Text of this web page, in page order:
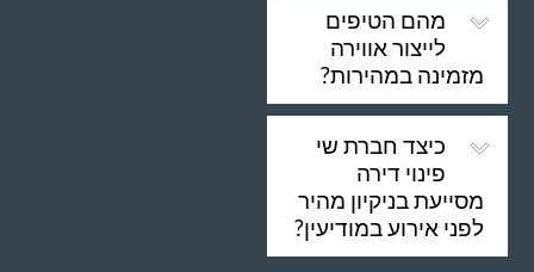
מהם הטיפים
לייצור אווירה
מזמינה במהירות?
כיצד חברת שי
פינוי דירה
מסייעת בניקיון מהיר
לפני אירוע במודיעין?